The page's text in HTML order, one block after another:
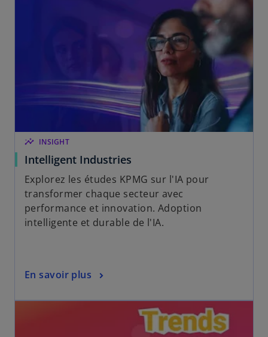
o
n
g
l
e
t
insights INSIGHT
Intelligent Industries
Explorez les études KPMG sur l'IA pour
transformer chaque secteur avec
performance et innovation. Adoption
intelligente et durable de l'IA.
En savoir plus